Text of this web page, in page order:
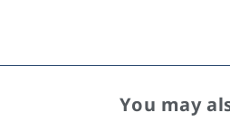
You may